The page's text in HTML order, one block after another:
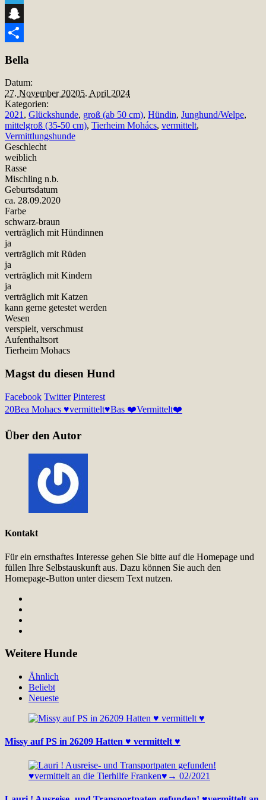
Telegram
Snapchat
Bella
Datum:
27. November 20205. April 2024
Kategorien:
2021 , Glückshunde, groß (ab 50 cm), Hündin, Junghund/Welpe,
mittelgroß (35-50 cm), Tierheim Mohács, vermittelt,
Vermittlungshunde
Geschlecht
weiblich
Rasse
Mischling n.b.
Geburtsdatum
ca. 28.09.2020
Farbe
schwarz-braun
verträglich mit Hündinnen
ja
verträglich mit Rüden
ja
verträglich mit Kindern
ja
verträglich mit Katzen
kann gerne getestet werden
Wesen
verspielt, verschmust
Aufenthaltsort
Tierheim Mohacs
Magst du diesen Hund
Facebook Twitter Pinterest
20Bea Mohacs ♥vermittelt♥Bas ❤️Vermittelt❤️
Über den Autor
Kontakt
Für ein ernsthaftes Interesse gehen Sie bitte auf die Homepage und
füllen Ihre Selbstauskunft aus. Dazu können Sie auch den
Homepage-Button unter diesem Text nutzen.
Weitere Hunde
Ähnlich
Beliebt
Neueste
Missy auf PS in 26209 Hatten ♥ vermittelt ♥